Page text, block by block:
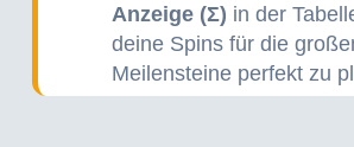
Anzeige (Σ) in der
deine Spins für die
Meilensteine perfekt zu